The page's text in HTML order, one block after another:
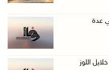
مخاوف بشأن مستقب ...
الثاني
عدة
اللوز